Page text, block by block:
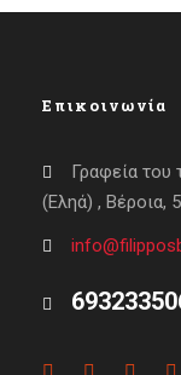
Επικοινωνία
Γραφεία του
(Εληά) , Βέροια,